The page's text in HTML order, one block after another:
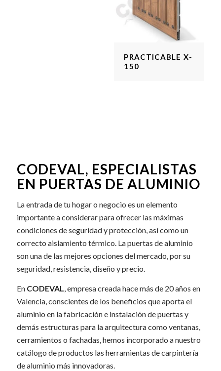
PRACTICABLE X-
150
CODEVAL, ESPECIALISTAS
EN PUERTAS DE ALUMINIO
La entrada de tu hogar o negocio es un elemento
importante a considerar para ofrecer las máximas
condiciones de seguridad y protección, así como un
correcto aislamiento térmico. La puertas de aluminio
son una de las mejores opciones del mercado, por su
seguridad, resistencia, diseño y precio.
En CODEVAL
, empresa creada hace más de 20 años en
Valencia, conscientes de los beneficios que aporta el
aluminio en la fabricación e instalación de puertas y
demás estructuras para la arquitectura como ventanas,
cerramientos o fachadas, hemos incorporado a nuestro
catálogo de productos las herramientas de carpintería
de aluminio más innovadoras.